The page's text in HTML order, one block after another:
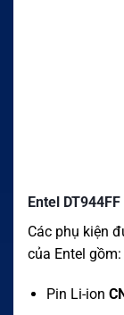
Entel
Các phụ kiện
của Entel gồm:
Pin Li-ion